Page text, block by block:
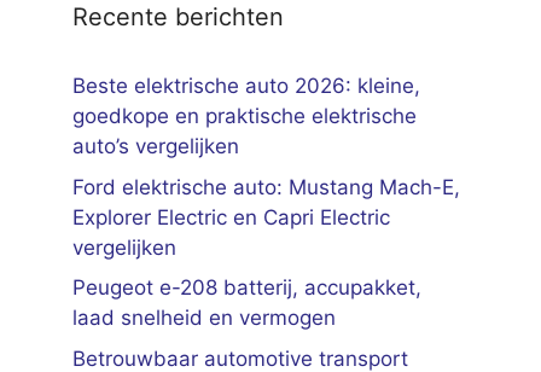
Recente berichten
Beste elektrische auto 2026: kleine,
goedkope en praktische elektrische
auto’s vergelijken
Ford elektrische auto: Mustang Mach-E,
Explorer Electric en Capri Electric
vergelijken
Peugeot e-208 batterij, accupakket,
laad snelheid en vermogen
Betrouwbaar automotive transport